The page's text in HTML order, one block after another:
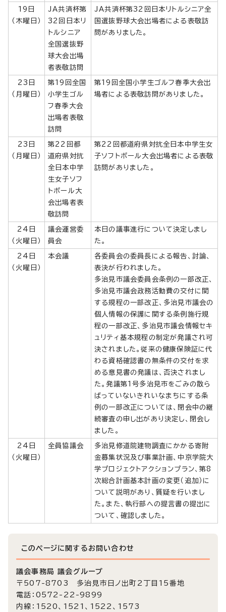
19日
（木曜日）
JA共済杯第
32回日本リ
トルシニア
全国選抜野
球大会出場
者表敬訪問
JA共済杯第32回日本リトルシニア全
国選抜野球大会出場者による表敬訪
問がありました。
23日
（月曜日）
第19回全国
小学生ゴル
フ春季大会
出場者表敬
訪問
第19回全国小学生ゴルフ春季大会出
場者による表敬訪問がありました。
23日
（月曜日）
第22回都
道府県対抗
全日本中学
生女子ソフ
トボール大
会出場者表
敬訪問
第22回都道府県対抗全日本中学生女
子ソフトボール大会出場者による表敬
訪問がありました。
24日
（火曜日）
議会運営委
員会
本日の議事進行について決定しまし
た。
24日
（火曜日）
本会議
各委員会の委員長による報告、討論、
表決が行われました。
多治見市議会委員会条例の一部改正、
多治見市議会政務活動費の交付に関
する規程の一部改正、多治見市議会の
個人情報の保護に関する条例施行規
程の一部改正、多治見市議会情報セキ
ュリティ基本規程の制定が発議され可
決されました。従来の健康保険証に代
わる資格確認書の無条件の交付を求
める意見書の発議は、否決されまし
た。発議第1号多治見市をごみの散ら
ばっていないきれいなまちにする条
例の一部改正については、閉会中の継
続審査の申し出があり決定し、閉会し
ました。
24日
（火曜日）
全員協議会
多治見修道院建物調査にかかる寄附
金募集状況及び事業計画、中京学院大
学プロジェクトアクションプラン、第8
次総合計画基本計画の変更（追加）に
ついて説明があり、質疑を行いまし
た。また、執行部への提言書の提出に
ついて、確認しました。
このページに関する お問い合わせ
議会事務局 議会グループ
〒507-8703 多治見市日ノ出町2丁目15番地
電話：0572-22-9899
内線：1520、1521、1522、1573